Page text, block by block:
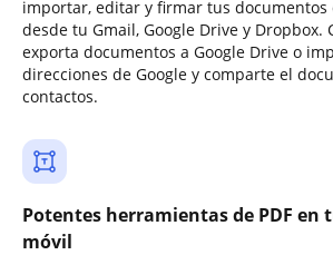
importar, editar y firmar tus
desde tu Gmail, Google Drive y Dropbox.
exporta documentos a Google Drive o
direcciones de Google y comparte el
contactos.
Potentes herramientas de PDF en
móvil